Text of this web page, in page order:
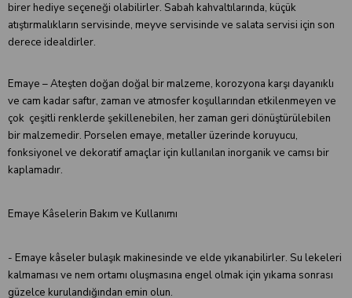
birer hediye seçeneği olabilirler. Sabah kahvaltılarında, küçük
atıştırmalıkların servisinde, meyve servisinde ve salata servisi için son
derece idealdirler.
Emaye – Ateşten doğan doğal bir malzeme, korozyona karşı dayanıklı
ve cam kadar saftır, zaman ve atmosfer koşullarından etkilenmeyen ve
çok çeşitli renklerde şekillenebilen, her zaman geri dönüştürülebilen
bir malzemedir. Porselen emaye, metaller üzerinde koruyucu,
fonksiyonel ve dekoratif amaçlar için kullanılan inorganik ve camsı bir
kaplamadır.
Emaye Kâselerin Bakım ve Kullanımı
- Emaye kâseler bulaşık makinesinde ve elde yıkanabilirler. Su lekeleri
kalmaması ve nem ortamı oluşmasına engel olmak için yıkama sonrası
güzelce kurulandığından emin olun.